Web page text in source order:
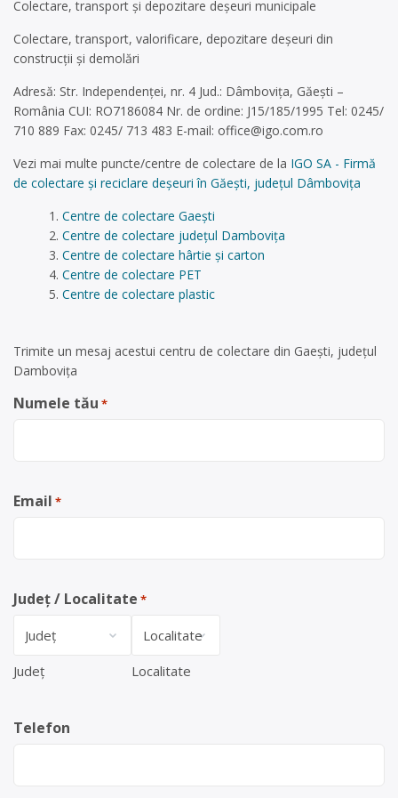
Colectare, transport și depozitare deșeuri municipale
Colectare, transport, valorificare, depozitare deșeuri din
construcții și demolări
Adresă: Str. Independenței, nr. 4 Jud.: Dâmbovița, Găești –
România CUI: RO7186084 Nr. de ordine: J15/185/1995 Tel: 0245/
710 889 Fax: 0245/ 713 483 E-mail: office@igo.com.ro
Vezi mai multe puncte/centre de colectare de la IGO SA - Firmă
de colectare și reciclare deșeuri în Găești, județul Dâmbovița
Centre de colectare Gaești
Centre de colectare județul Dambovița
Centre de colectare hârtie și carton
Centre de colectare PET
Centre de colectare plastic
Trimite un mesaj acestui centru de colectare din Gaești, județul
Dambovița
Numele tău *
Email *
Județ / Localitate *
Județ Localitate
Telefon